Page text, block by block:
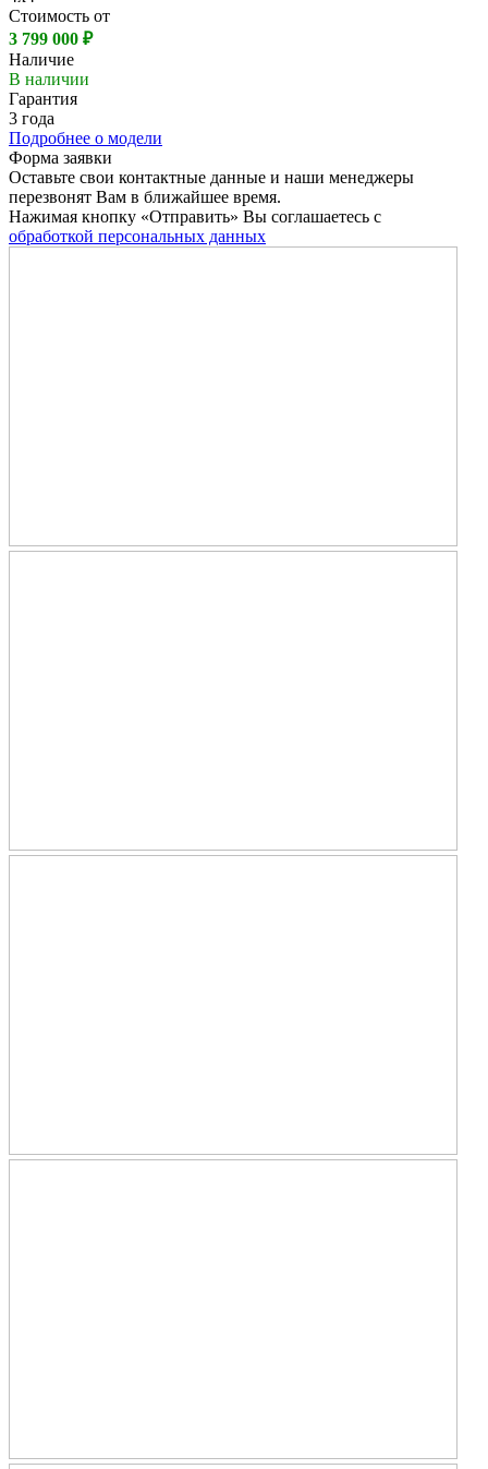
Стоимость от
3 799 000 ₽
Наличие
В наличии
Гарантия
3 года
Подробнее о модели
Форма заявки
Оставьте свои контактные данные и наши менеджеры
перезвонят Вам в ближайшее время.
Нажимая кнопку «Отправить» Вы соглашаетесь с
обработкой персональных данных